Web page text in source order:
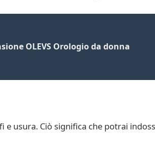
OLEVS Orologio da donna
e usura. Ciò significa che potrai